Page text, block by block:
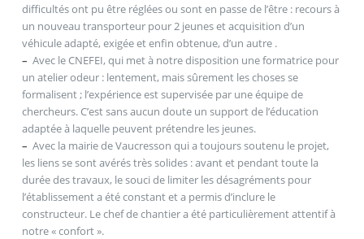
difficultés ont pu être réglées ou sont en passe de l’être : recours à
un nouveau transporteur pour 2 jeunes et acquisition d’un
véhicule adapté, exigée et enfin obtenue, d’un autre .
– Avec le CNEFEI, qui met à notre disposition une formatrice pour
un atelier odeur : lentement, mais sûrement les choses se
formalisent ; l’expérience est supervisée par une équipe de
chercheurs. C’est sans aucun doute un support de l’éducation
adaptée à laquelle peuvent prétendre les jeunes.
– Avec la mairie de Vaucresson qui a toujours soutenu le projet,
les liens se sont avérés très solides : avant et pendant toute la
durée des travaux, le souci de limiter les désagréments pour
l’établissement a été constant et a permis d’inclure le
constructeur. Le chef de chantier a été particulièrement attentif à
notre « confort ».